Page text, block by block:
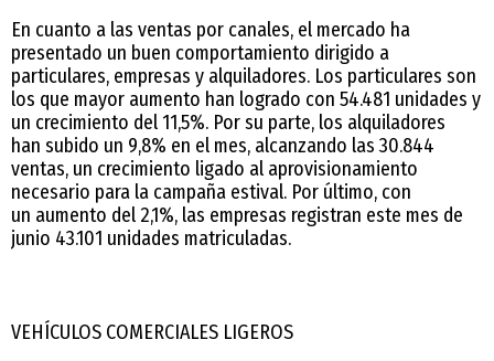
En cuanto a las ventas por canales, el mercado ha
presentado un buen comportamiento dirigido a
particulares, empresas y alquiladores. Los particulares son
los que mayor aumento han logrado con 54.481 unidades y
un crecimiento del 11,5%. Por su parte, los alquiladores
han subido un 9,8% en el mes, alcanzando las 30.844
ventas, un crecimiento ligado al aprovisionamiento
necesario para la campaña estival. Por último, con
un aumento del 2,1%, las empresas registran este mes de
junio 43.101 unidades matriculadas.
VEHÍCULOS COMERCIALES LIGEROS